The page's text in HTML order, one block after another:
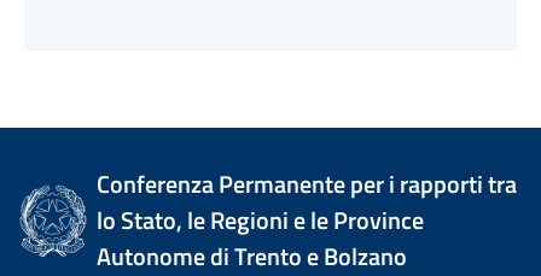
Conferenza Permanente per i rapporti tra
lo Stato, le Regioni e le Province
Autonome di Trento e Bolzano